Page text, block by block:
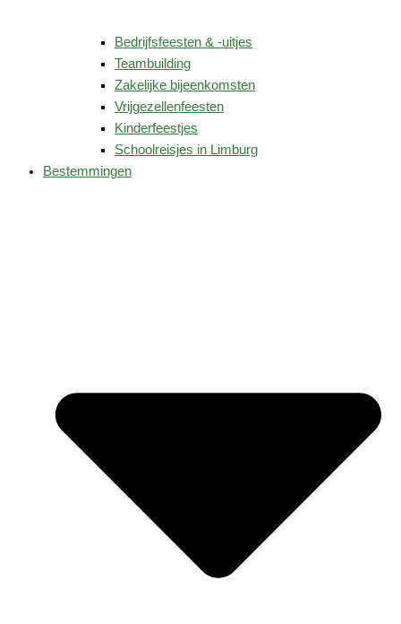
Bedrijfsfeesten & -uitjes
Teambuilding
Zakelijke bijeenkomsten
Vrijgezellenfeesten
Kinderfeestjes
Schoolreisjes in Limburg
Bestemmingen